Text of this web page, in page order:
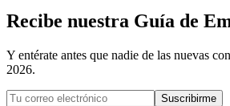
Recibe nuestra Guía de
Y entérate antes que nadie de las nuevas
2026.
Suscribirme